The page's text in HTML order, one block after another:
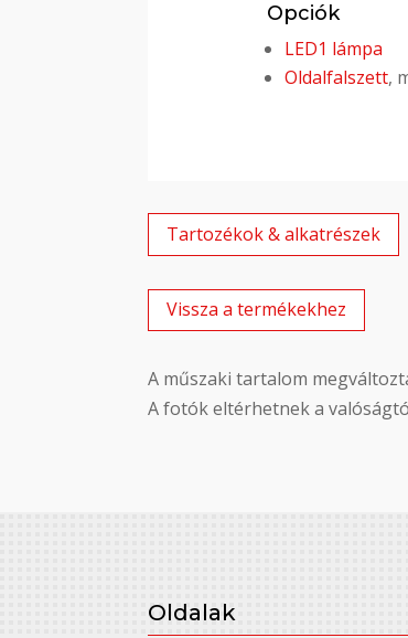
Opciók
LED1 lámpa
Oldalfalszett,
Tartozékok & alkatrészek
Vissza a termékekhez
A műszaki tartalom
A fotók eltérhetnek a
Oldalak